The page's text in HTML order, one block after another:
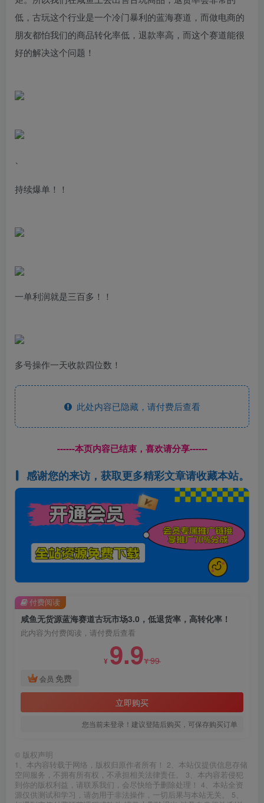
低，古玩这个行业是一个冷门暴利的蓝海赛道，而做电商的
朋友都怕我们的商品转化率低，退款率高，而这个赛道能很
好的解决这个问题！
持续爆单！！
一单利润就是三百多！！
多号操作一天收款四位数！
此处内容已隐藏，请付费后查看
------本页内容已结束，喜欢请分享------
感谢您的来访，获取更多精彩文章请收藏本站。
咸鱼无货源蓝海赛道古玩市场3.0，低退货率，高转化率！
此内容为付费阅读，请付费后查看
¥ 9.9¥99
会员 免费
立即购买
您当前未登录！建议登陆后购买，可保存购买订单
付费阅读
© 版权声明
1、本内容转载于网络，版权归原作者所有！ 2、本站仅提供信息存储
空间服务，不拥有所有权，不承担相关法律责任。 3、本内容若侵犯
到你的版权利益，请联系我们，会尽快给予删除处理！ 4、本站全资
源仅供测试和学习，请勿用于非法操作，一切后果与本站无关。 5、